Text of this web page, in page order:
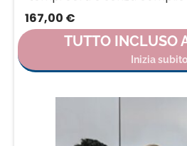
167,00 €
TUTTO INCLUSO
Inizia subito